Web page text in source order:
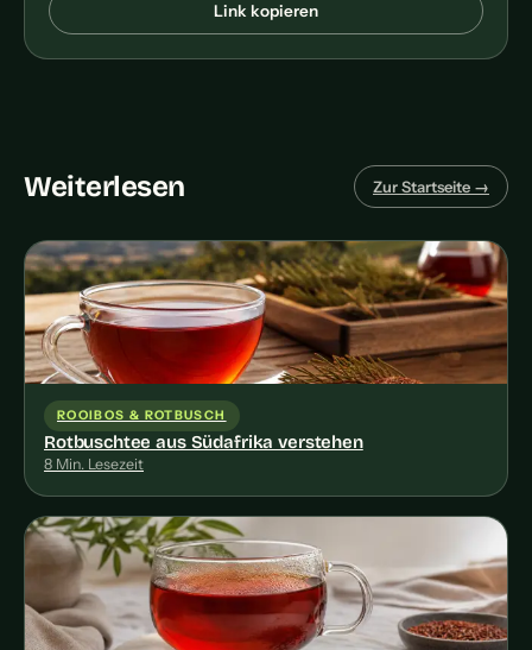
Link kopieren
Weiterlesen Zur Startseite →
ROOIBOS & ROTBUSCH
Rotbuschtee aus Südafrika verstehen
8 Min. Lesezeit